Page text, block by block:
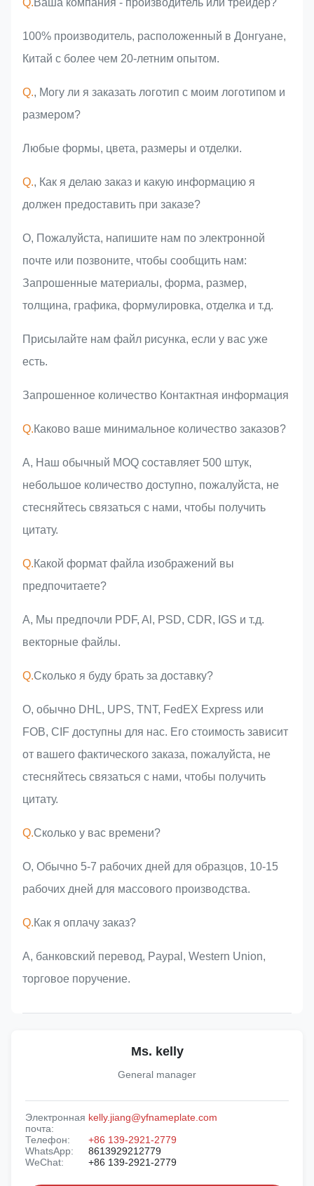
Q.Ваша компания - производитель или трейдер?
100% производитель, расположенный в Донгуане,
Китай с более чем 20-летним опытом.
Q., Могу ли я заказать логотип с моим логотипом и
размером?
Любые формы, цвета, размеры и отделки.
Q., Как я делаю заказ и какую информацию я
должен предоставить при заказе?
О, Пожалуйста, напишите нам по электронной
почте или позвоните, чтобы сообщить нам:
Запрошенные материалы, форма, размер,
толщина, графика, формулировка, отделка и т.д.
Присылайте нам файл рисунка, если у вас уже
есть.
Запрошенное количество Контактная информация
Q.Каково ваше минимальное количество заказов?
A, Наш обычный MOQ составляет 500 штук,
небольшое количество доступно, пожалуйста, не
стесняйтесь связаться с нами, чтобы получить
цитату.
Q.Какой формат файла изображений вы
предпочитаете?
A, Мы предпочли PDF, Al, PSD, CDR, IGS и т.д.
векторные файлы.
Q.Сколько я буду брать за доставку?
О, обычно DHL, UPS, TNT, FedEX Express или
FOB, CIF доступны для нас. Его стоимость зависит
от вашего фактического заказа, пожалуйста, не
стесняйтесь связаться с нами, чтобы получить
цитату.
Q.Сколько у вас времени?
О, Обычно 5-7 рабочих дней для образцов, 10-15
рабочих дней для массового производства.
Q.Как я оплачу заказ?
А, банковский перевод, Paypal, Western Union,
торговое поручение.
Ms. kelly
General manager
Электронная
почта:
kelly.jiang@yfnameplate.com
Телефон:
+86 139-2921-2779
WhatsApp:
8613929212779
WeChat:
+86 139-2921-2779